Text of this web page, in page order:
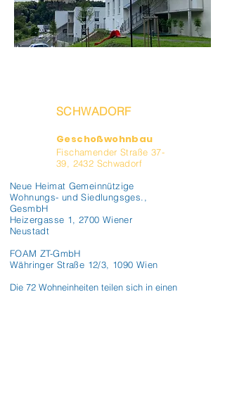
SCHWADORF
Geschoßwohnbau
Fischamender Straße 37-
39, 2432 Schwadorf
Neue Heimat Gemeinnützige
Wohnungs- und Siedlungsges.,
GesmbH
Heizergasse 1, 2700 Wiener
Neustadt
FOAM ZT-GmbH
Währinger Straße 12/3, 1090 Wien
Die 72 Wohneinheiten teilen sich in einen